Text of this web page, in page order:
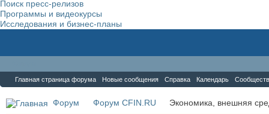
Поиск пресс-релизов
Программы и видеокурсы
Исследования и бизнес-планы
Главная страница форума Новые сообщения Справка Календарь
Форум Форум CFIN.RU Экономика, внешняя